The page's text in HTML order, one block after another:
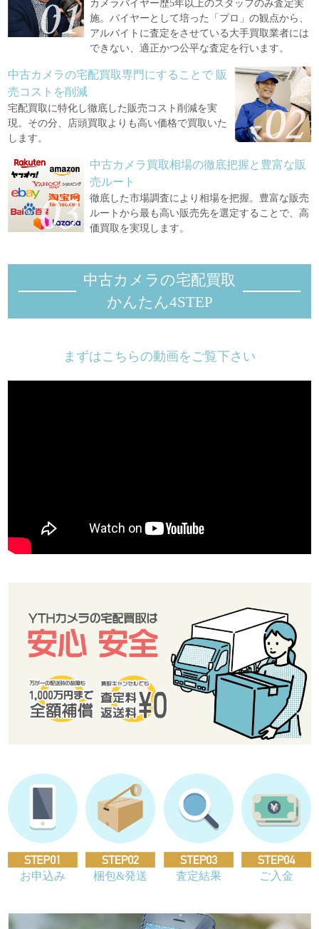
カメラバイヤー歴5年以上のスタッフのみ査定実
施。バイヤーとして培った「プロ」の観点から、
アルバイトに査定をさせている大手買取業者には
できない、適正かつ公平な査定を行います。
中古カメラの宅配買取専門にすることで 販
売コストを削減
宅配買取に特化し徹底した販売コスト削減を実
現。その分、店頭買取よりも高い価格で買取いた
します。
中古カメラ買取相場の徹底把握と豊富な販
売ルート
徹底した市場調査により相場を把握。豊富な販売
ルートから最も高い販売先を選定することで、高
価買取を実現します。
中古カメラの宅配買取
かんたん4STEP
まずはこちらの動画をご覧下さい
お申込み 梱包&発送 査定結果 ご入金